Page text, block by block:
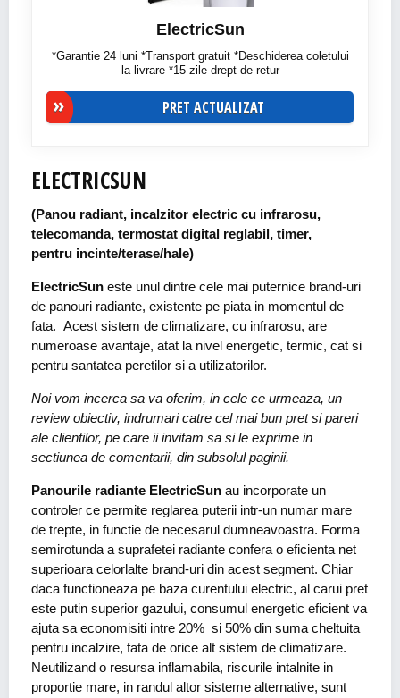
ElectricSun
*Garantie 24 luni *Transport gratuit *Deschiderea coletului
la livrare *15 zile drept de retur
PRET ACTUALIZAT
ELECTRICSUN
(Panou radiant, incalzitor electric cu infrarosu,
telecomanda, termostat digital reglabil, timer,
pentru incinte/terase/hale)
ElectricSun este unul dintre cele mai puternice brand-uri
de panouri radiante, existente pe piata in momentul de
fata. Acest sistem de climatizare, cu infrarosu, are
numeroase avantaje, atat la nivel energetic, termic, cat si
pentru santatea peretilor si a utilizatorilor.
Noi vom incerca sa va oferim, in cele ce urmeaza, un
review obiectiv, indrumari catre cel mai bun pret si pareri
ale clientilor, pe care ii invitam sa si le exprime in
sectiunea de comentarii, din subsolul paginii.
Panourile radiante ElectricSun au incorporate un
controler ce permite reglarea puterii intr-un numar mare
de trepte, in functie de necesarul dumneavoastra. Forma
semirotunda a suprafetei radiante confera o eficienta net
superioara celorlalte brand-uri din acest segment. Chiar
daca functioneaza pe baza curentului electric, al carui pret
este putin superior gazului, consumul energetic eficient va
ajuta sa economisiti intre 20% si 50% din suma cheltuita
pentru incalzire, fata de orice alt sistem de climatizare.
Neutilizand o resursa inflamabila, riscurile intalnite in
proportie mare, in randul altor sisteme alternative, sunt